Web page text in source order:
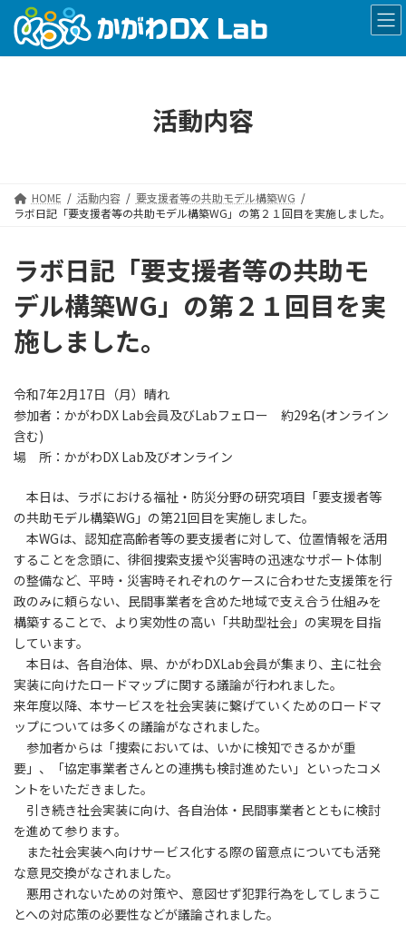
活動内容
HOME 活動内容
要支援者等の共助モデル構築WG
ラボ日記「要支援者等の共助モデル構築WG」の第２１回目を実施しました。
ラボ日記「要支援者等の共助モ
デル構築WG」の第２１回目を実
施しました。
令和7年2月17日（月）晴れ
参加者：かがわDX Lab会員及びLabフェロー 約29名(オンライン
含む)
場 所：かがわDX Lab及びオンライン
本日は、ラボにおける福祉・防災分野の研究項目「要支援者等
の共助モデル構築WG」の第21回目を実施しました。
本WGは、認知症高齢者等の要支援者に対して、位置情報を活用
することを念頭に、徘徊捜索支援や災害時の迅速なサポート体制
の整備など、平時・災害時それぞれのケースに合わせた支援策を行
政のみに頼らない、民間事業者を含めた地域で支え合う仕組みを
構築することで、より実効性の高い「共助型社会」の実現を目指
しています。
本日は、各自治体、県、かがわDXLab会員が集まり、主に社会
実装に向けたロードマップに関する議論が行われました。
来年度以降、本サービスを社会実装に繋げていくためのロードマ
ップについては多くの議論がなされました。
参加者からは「捜索においては、いかに検知できるかが重
要」、「協定事業者さんとの連携も検討進めたい」といったコメ
ントをいただきました。
引き続き社会実装に向け、各自治体・民間事業者とともに検討
を進めて参ります。
また社会実装へ向けサービス化する際の留意点についても活発
な意見交換がなされました。
悪用されないための対策や、意図せず犯罪行為をしてしまうこ
とへの対応策の必要性などが議論されました。